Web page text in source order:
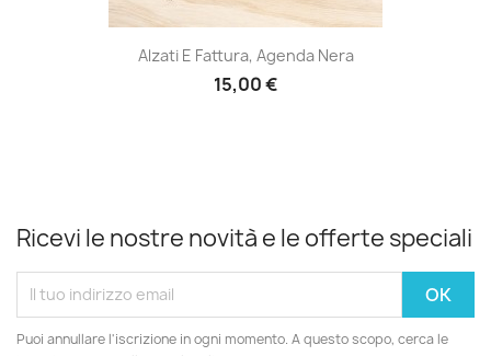
Alzati E Fattura, Agenda Nera
15,00 €
Ricevi le nostre novità e le offerte speciali
Puoi annullare l'iscrizione in ogni momento. A questo scopo, cerca le